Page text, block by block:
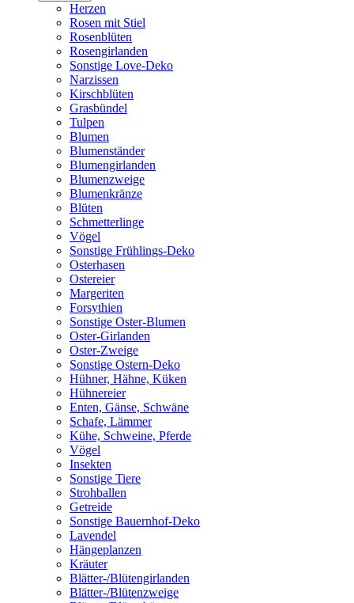
Herzen
Rosen mit Stiel
Rosenblüten
Rosengirlanden
Sonstige Love-Deko
Narzissen
Kirschblüten
Grasbündel
Tulpen
Blumen
Blumenständer
Blumengirlanden
Blumenzweige
Blumenkränze
Blüten
Schmetterlinge
Vögel
Sonstige Frühlings-Deko
Osterhasen
Ostereier
Margeriten
Forsythien
Sonstige Oster-Blumen
Oster-Girlanden
Oster-Zweige
Sonstige Ostern-Deko
Hühner, Hähne, Küken
Hühnereier
Enten, Gänse, Schwäne
Schafe, Lämmer
Kühe, Schweine, Pferde
Vögel
Insekten
Sonstige Tiere
Strohballen
Getreide
Sonstige Bauernhof-Deko
Lavendel
Hängeplanzen
Kräuter
Blätter-/Blütengirlanden
Blätter-/Blütenzweige